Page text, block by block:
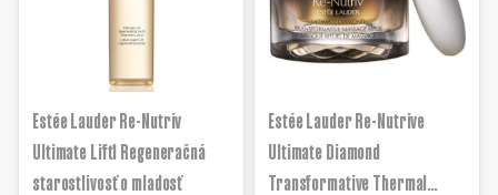
Estée Lauder Re-Nutriv
Ultimate Lift1 Regeneračná
starostlivosť o mladosť
Estée Lauder Re-Nutrive
Ultimate Diamond
Transformative Thermal